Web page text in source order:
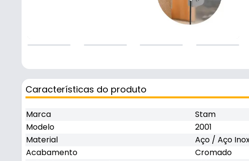
Características do produto
Marca
Stam
Modelo
2001
Material
Aço / Aço
Acabamento
Cromado